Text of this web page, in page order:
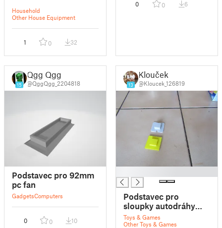
Household
Other House Equipment
1 0 32
0 0 6
15
Qgg Qgg
@QggQgg_2204818
Podstavec pro 92mm
pc fan
GadgetsComputers
0 0 10
13
Klouček
@Kloucek_126819
Podstavec pro
sloupky autodráhy
ITES
Toys & Games
Other Toys & Games